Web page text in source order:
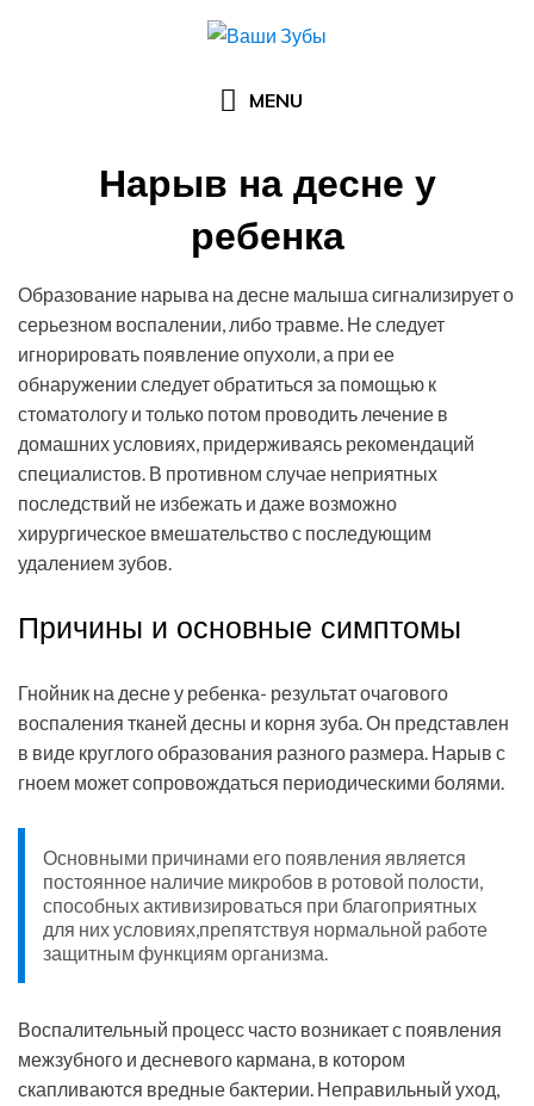
MENU
Нарыв на десне у
ребенка
byАрзы Умерова
16.08.2016
Образование нарыва на десне малыша сигнализирует о
серьезном воспалении, либо травме. Не следует
игнорировать появление опухоли, а при ее
обнаружении следует обратиться за помощью к
стоматологу и только потом проводить лечение в
домашних условиях, придерживаясь рекомендаций
специалистов. В противном случае неприятных
последствий не избежать и даже возможно
хирургическое вмешательство с последующим
удалением зубов.
Причины и основные симптомы
Гнойник на десне у ребенка- результат очагового
воспаления тканей десны и корня зуба. Он представлен
в виде круглого образования разного размера. Нарыв с
гноем может сопровождаться периодическими болями.
Основными причинами его появления является
постоянное наличие микробов в ротовой полости,
способных активизироваться при благоприятных
для них условиях,препятствуя нормальной работе
защитным функциям организма.
Воспалительный процесс часто возникает с появления
межзубного и десневого кармана, в котором
скапливаются вредные бактерии. Неправильный уход,